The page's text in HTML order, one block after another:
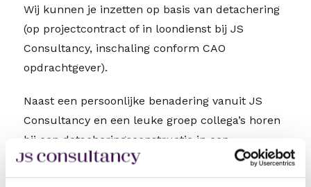
Wij kunnen je inzetten op basis van detachering
(op projectcontract of in loondienst bij JS
Consultancy, inschaling conform CAO
opdrachtgever).
Naast een persoonlijke benadering vanuit JS
Consultancy en een leuke groep collega’s horen
bij een detacheringsconstructie in een
dienstverband bij JS Consultancy goede
arbeidsvoorwaarden. Hierbij kan je denken aan: